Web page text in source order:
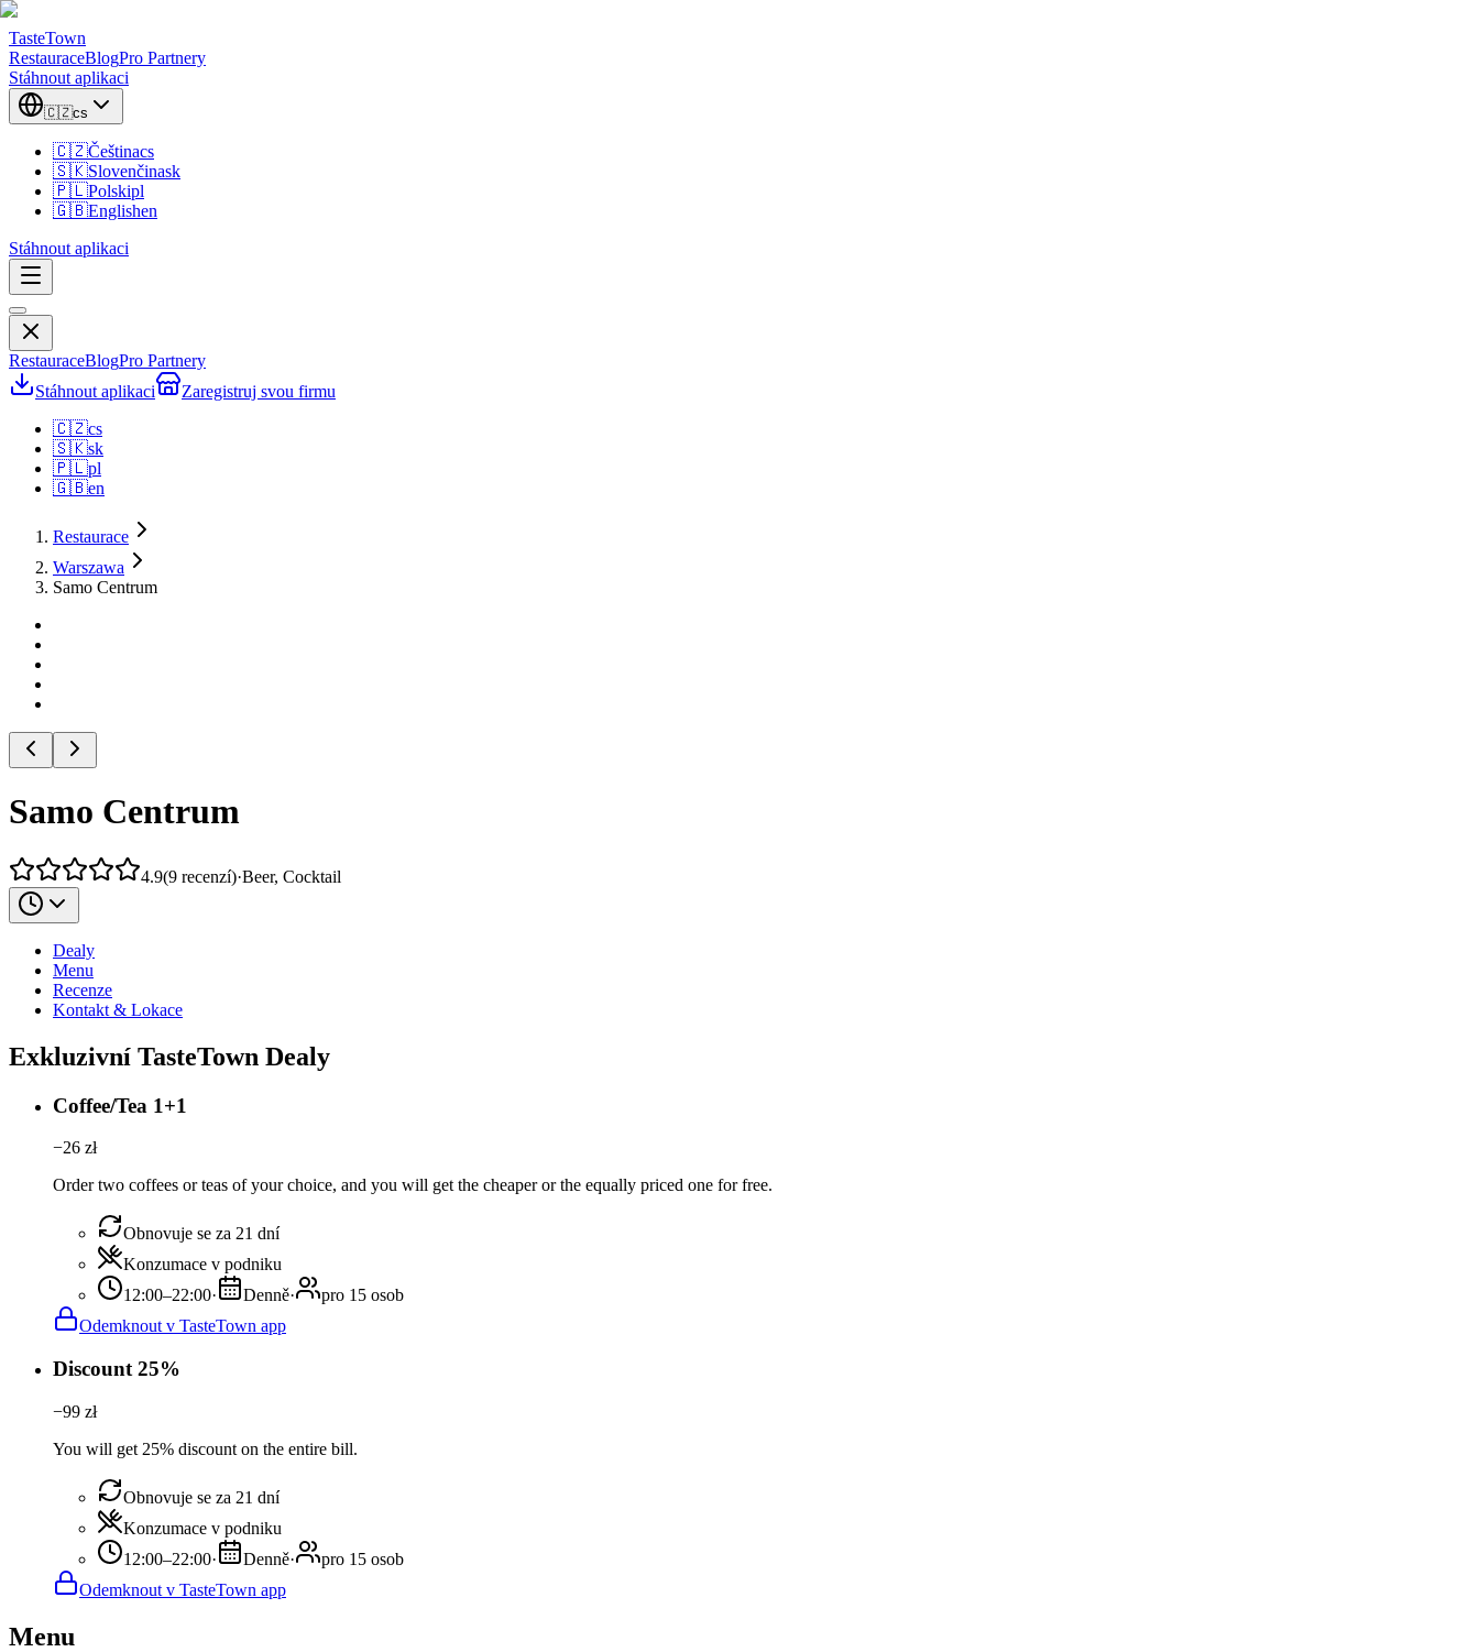
TasteTown
RestauraceBlogPro Partnery
Stáhnout aplikaci
🇨🇿cs
🇨🇿Češtinacs
🇸🇰Slovenčinask
🇵🇱Polskipl
🇬🇧Englishen
Stáhnout aplikaci
RestauraceBlogPro Partnery
Stáhnout aplikaci
Zaregistruj svou firmu
🇨🇿cs
🇸🇰sk
🇵🇱pl
🇬🇧en
Restaurace
Warszawa
Samo Centrum
Samo Centrum
4.9(9 recenzí)·Beer, Cocktail
Dealy
Menu
Recenze
Kontakt & Lokace
Exkluzivní TasteTown Dealy
Coffee/Tea 1+1
−26 zł
Order two coffees or teas of your choice, and you will get the cheaper or the equally priced one for free.
Obnovuje se za 21 dní
Konzumace v podniku
12:00–22:00· Denně·
pro 15 osob
Odemknout v TasteTown app
Discount 25%
−99 zł
You will get 25% discount on the entire bill.
Obnovuje se za 21 dní
Konzumace v podniku
12:00–22:00· Denně·
pro 15 osob
Odemknout v TasteTown app
Menu